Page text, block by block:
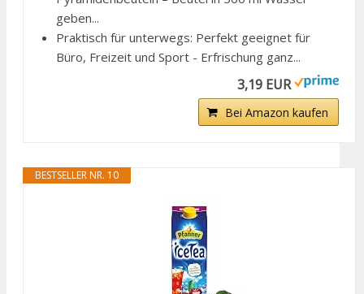
geben...
Praktisch für unterwegs: Perfekt geeignet für
Büro, Freizeit und Sport - Erfrischung ganz...
3,19 EUR
Bei Amazon kaufen
BESTSELLER NR. 10